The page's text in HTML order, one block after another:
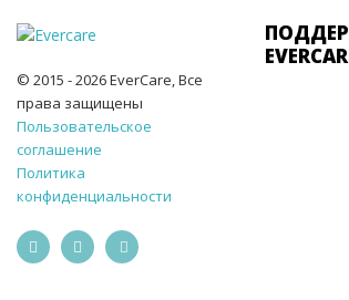
© 2015 - 2026 EverCare, Все
права защищены
Пользовательское
соглашение
Политика
конфиденциальности